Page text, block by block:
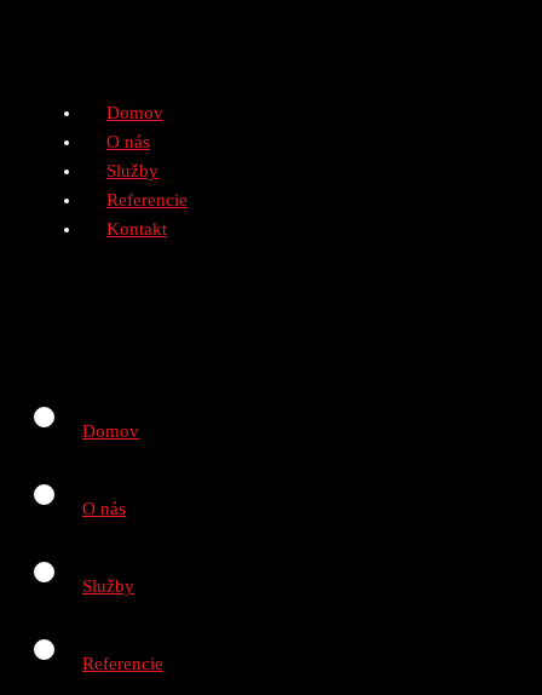
Domov
O nás
Služby
Referencie
Kontakt
Domov
O nás
Služby
Referencie